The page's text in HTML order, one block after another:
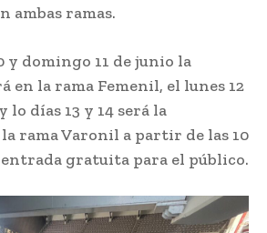
ambas ramas.
y domingo 11 de junio la
en la rama Femenil, el lunes 12
lo días 13 y 14 será la
rama Varonil a partir de las 10
gratuita para el público.